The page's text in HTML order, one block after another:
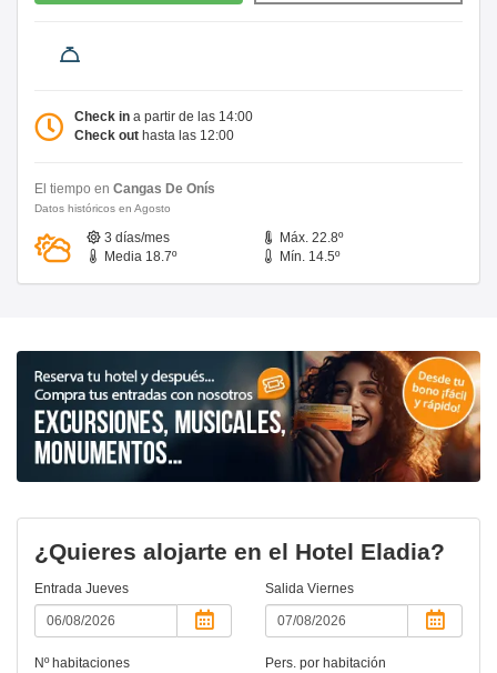
Check in a partir de las 14:00
Check out hasta las 12:00
El tiempo en Cangas De Onís
Datos históricos en Agosto
3 días/mes
Máx. 22.8º
Media 18.7º
Mín. 14.5º
¿Quieres alojarte en el Hotel Eladia?
Entrada Jueves Salida Viernes
Nº habitaciones Pers. por habitación